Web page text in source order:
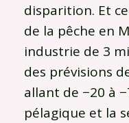
disparition. Et
de la pêche en
industrie de 3
des prévisions
allant de −20 à
pélagique et la